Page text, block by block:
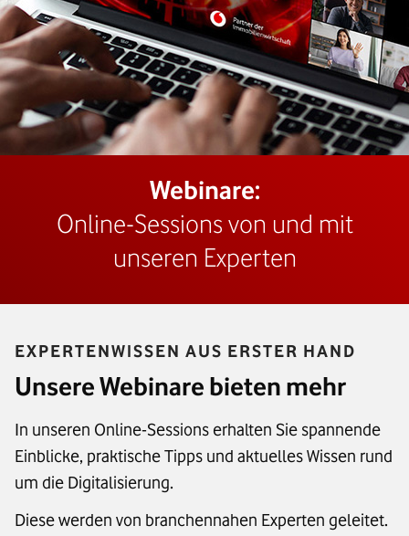
Webinare:
Online-Sessions von und mit
unseren Experten
EXPERTENWISSEN AUS ERSTER HAND
Unsere Webinare bieten mehr
In unseren Online-Sessions erhalten Sie spannende
Einblicke, praktische Tipps und aktuelles Wissen rund
um die Digitalisierung.
Diese werden von branchennahen Experten geleitet.